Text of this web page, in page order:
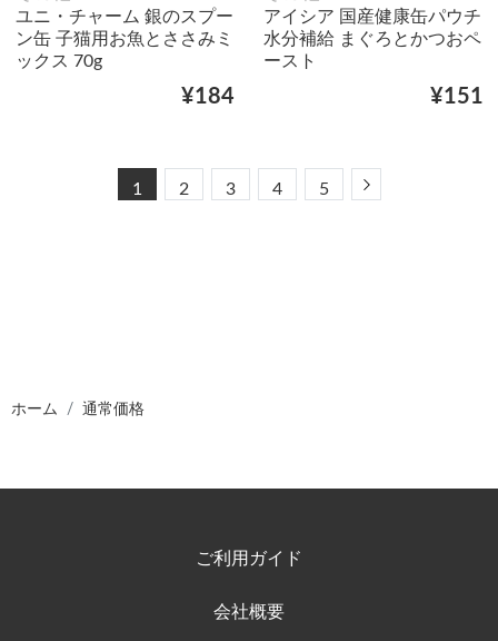
ユニ・チャーム 銀のスプー
ン缶 子猫用お魚とささみミ
ックス 70g
¥184
アイシア 国産健康缶パウチ
水分補給 まぐろとかつおペ
ースト
¥151
1 2 3 4 5 Next
ホーム 通常価格
ご利用ガイド
会社概要